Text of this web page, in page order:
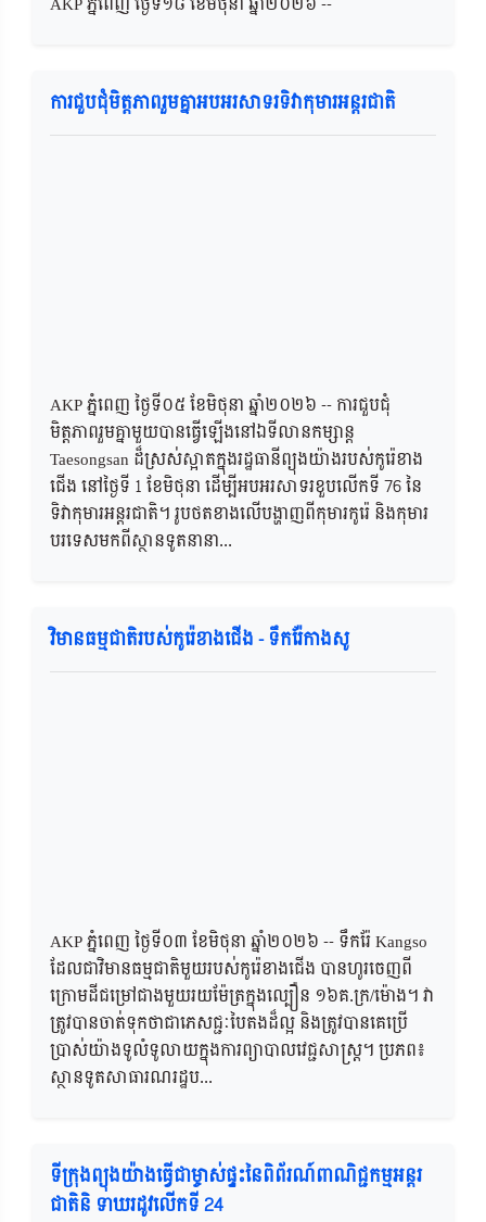
ការជួបជុំមិត្តភាពរួមគ្នាអបអរសាទរទិវាកុមារអន្តរជាតិ
AKP ភ្នំពេញ ថ្ងៃទី០៥ ខែមិថុនា ឆ្នាំ២០២៦​ -- ការជួបជុំ
មិត្តភាពរួមគ្នាមួយបានធ្វើឡើងនៅឯទីលានកម្សាន្ត
Taesongsan ដ៏ស្រស់ស្អាតក្នុងរដ្ឋធានីព្យុងយ៉ាងរបស់កូរ៉េខាង
ជើង នៅថ្ងៃទី 1 ខែមិថុនា ដើម្បីអបអរសាទរខួបលើកទី 76 នៃ
ទិវាកុមារអន្តរជាតិ។ រូបថតខាងលើបង្ហាញពីកុមារកូរ៉េ និងកុមារ
បរទេសមកពីស្ថានទូតនានា...
វិមានធម្មជាតិរបស់កូរ៉េខាងជើង - ទឹករ៉ែកាងសូ
AKP ភ្នំពេញ ថ្ងៃទី០៣ ខែមិថុនា ឆ្នាំ២០២៦​ -- ទឹករ៉ែ Kangso
ដែលជាវិមានធម្មជាតិមួយរបស់កូរ៉េខាងជើង បានហូរចេញពី
ក្រោមដីជម្រៅជាងមួយរយម៉ែត្រក្នុងល្បឿន ១៦គ.ក្រ/ម៉ោង។ វា
ត្រូវបានចាត់ទុកថាជាភេសជ្ជៈបៃតងដ៏ល្អ និងត្រូវបានគេប្រើ
ប្រាស់យ៉ាងទូលំទូលាយក្នុងការព្យាបាលវេជ្ជសាស្ត្រ។ ប្រភព៖
ស្ថានទូតសាធារណរដ្ឋប...
ទីក្រុងព្យុងយ៉ាងធ្វើជាម្ចាស់ផ្ទះនៃពិព័រណ៍ពាណិជ្ជកម្មអន្តរ
ជាតិនិ ទាឃរដូវលើកទី 24